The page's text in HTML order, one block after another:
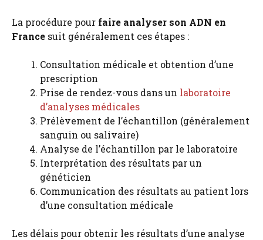
La procédure pour faire analyser son ADN en
France suit généralement ces étapes :
Consultation médicale et obtention d’une
prescription
Prise de rendez-vous dans un laboratoire
d’analyses médicales
Prélèvement de l’échantillon (généralement
sanguin ou salivaire)
Analyse de l’échantillon par le laboratoire
Interprétation des résultats par un
généticien
Communication des résultats au patient lors
d’une consultation médicale
Les délais pour obtenir les résultats d’une analyse